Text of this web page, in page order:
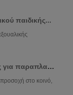
παιδικής...
Προσοχή! Νέες αναφορές για παραπλανητικά...
προσοχή στο κοινό,